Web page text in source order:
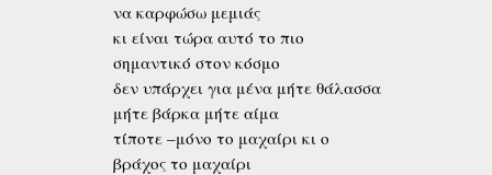
να καρφώσω μεμιάς
κι είναι τώρα αυτό το πιο
σημαντικό στον κόσμο
δεν υπάρχει για μένα μήτε θάλασσα
μήτε βάρκα μήτε αίμα
τίποτε –μόνο το μαχαίρι κι ο
βράχος το μαχαίρι